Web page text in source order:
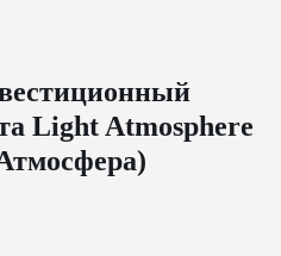
Light Atmosphere